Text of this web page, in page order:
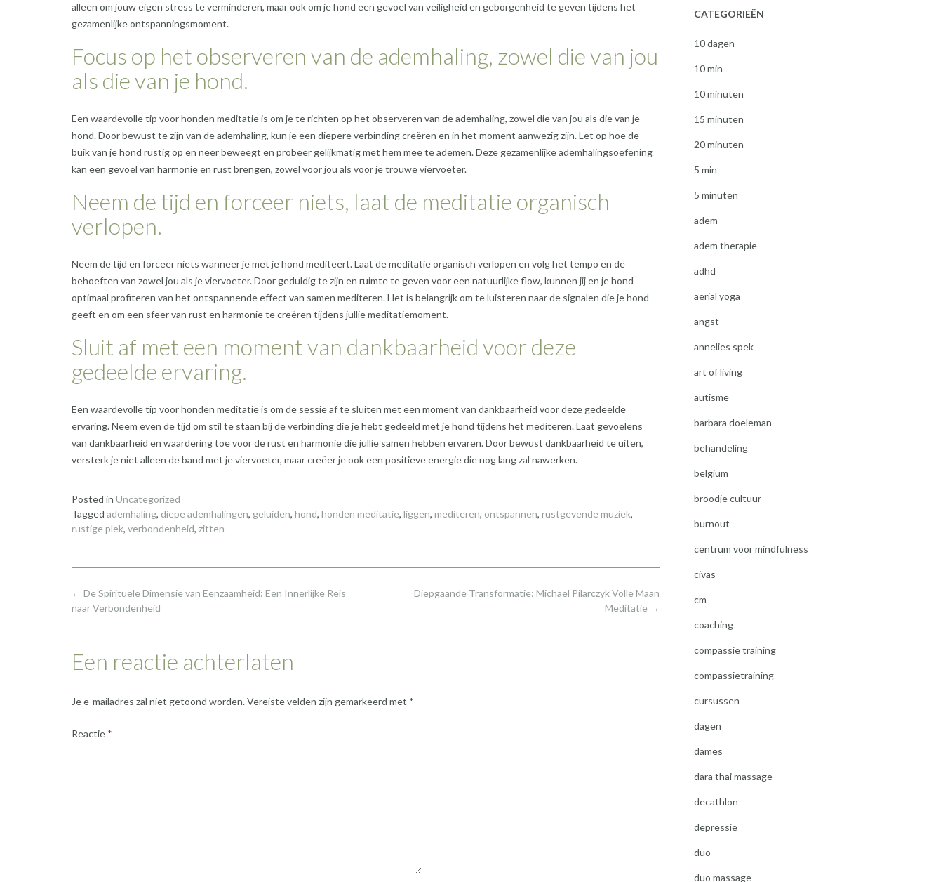
alleen om jouw eigen stress te verminderen, maar ook om je hond een gevoel van veiligheid en geborgenheid te geven tijdens het
gezamenlijke ontspanningsmoment.
Focus op het observeren van de ademhaling, zowel die van jou
als die van je hond.
Een waardevolle tip voor honden meditatie is om je te richten op het observeren van de ademhaling, zowel die van jou als die van je
hond. Door bewust te zijn van de ademhaling, kun je een diepere verbinding creëren en in het moment aanwezig zijn. Let op hoe de
buik van je hond rustig op en neer beweegt en probeer gelijkmatig met hem mee te ademen. Deze gezamenlijke ademhalingsoefening
kan een gevoel van harmonie en rust brengen, zowel voor jou als voor je trouwe viervoeter.
Neem de tijd en forceer niets, laat de meditatie organisch
verlopen.
Neem de tijd en forceer niets wanneer je met je hond mediteert. Laat de meditatie organisch verlopen en volg het tempo en de
behoeften van zowel jou als je viervoeter. Door geduldig te zijn en ruimte te geven voor een natuurlijke flow, kunnen jij en je hond
optimaal profiteren van het ontspannende effect van samen mediteren. Het is belangrijk om te luisteren naar de signalen die je hond
geeft en om een sfeer van rust en harmonie te creëren tijdens jullie meditatiemoment.
Sluit af met een moment van dankbaarheid voor deze
gedeelde ervaring.
Een waardevolle tip voor honden meditatie is om de sessie af te sluiten met een moment van dankbaarheid voor deze gedeelde
ervaring. Neem even de tijd om stil te staan bij de verbinding die je hebt gedeeld met je hond tijdens het mediteren. Laat gevoelens
van dankbaarheid en waardering toe voor de rust en harmonie die jullie samen hebben ervaren. Door bewust dankbaarheid te uiten,
versterk je niet alleen de band met je viervoeter, maar creëer je ook een positieve energie die nog lang zal nawerken.
Posted in Uncategorized
Tagged ademhaling, diepe ademhalingen, geluiden, hond, honden meditatie, liggen, mediteren, ontspannen, rustgevende muziek,
rustige plek, verbondenheid, zitten
Post
navigation
Diepgaande Transformatie: Michael Pilarczyk Volle Maan
Meditatie →
← De Spirituele Dimensie van Eenzaamheid: Een Innerlijke Reis
naar Verbondenheid
Een reactie achterlaten
Je e-mailadres zal niet getoond worden.Vereiste velden zijn gemarkeerd met *
Reactie *
CATEGORIEËN
10 dagen
10 min
10 minuten
15 minuten
20 minuten
5 min
5 minuten
adem
adem therapie
adhd
aerial yoga
angst
annelies spek
art of living
autisme
barbara doeleman
behandeling
belgium
broodje cultuur
burnout
centrum voor mindfulness
civas
cm
coaching
compassie training
compassietraining
cursussen
dagen
dames
dara thai massage
decathlon
depressie
duo
duo massage